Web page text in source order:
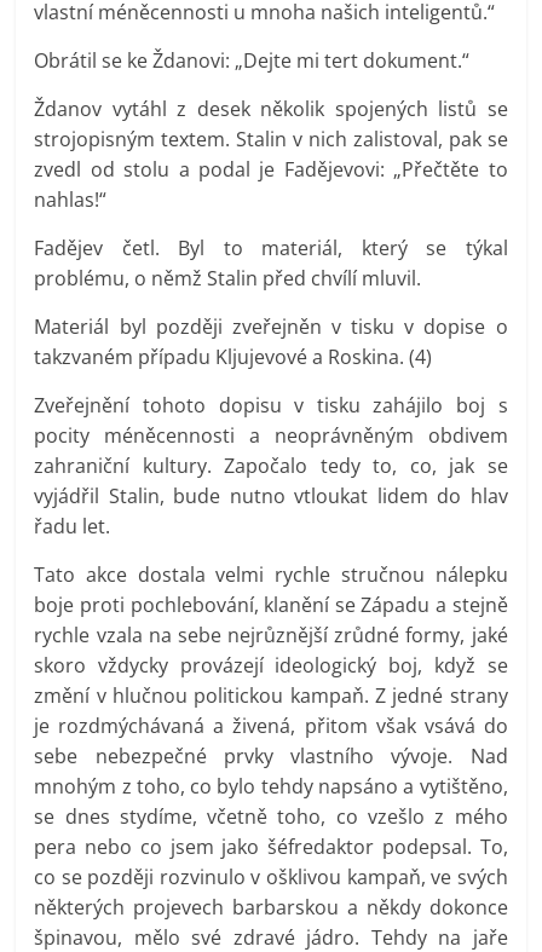
vlastní méněcennosti u mnoha našich inteligentů.“
Obrátil se ke Ždanovi: „Dejte mi tert dokument.“
Ždanov vytáhl z desek několik spojených listů se
strojopisným textem. Stalin v nich zalistoval, pak se
zvedl od stolu a podal je Fadějevovi: „Přečtěte to
nahlas!“
Fadějev četl. Byl to materiál, který se týkal
problému, o němž Stalin před chvílí mluvil.
Materiál byl později zveřejněn v tisku v dopise o
takzvaném případu Kljujevové a Roskina. (4)
Zveřejnění tohoto dopisu v tisku zahájilo boj s
pocity méněcennosti a neoprávněným obdivem
zahraniční kultury. Započalo tedy to, co, jak se
vyjádřil Stalin, bude nutno vtloukat lidem do hlav
řadu let.
Tato akce dostala velmi rychle stručnou nálepku
boje proti pochlebování, klanění se Západu a stejně
rychle vzala na sebe nejrůznější zrůdné formy, jaké
skoro vždycky provázejí ideologický boj, když se
změní v hlučnou politickou kampaň. Z jedné strany
je rozdmýchávaná a živená, přitom však vsává do
sebe nebezpečné prvky vlastního vývoje. Nad
mnohým z toho, co bylo tehdy napsáno a vytištěno,
se dnes stydíme, včetně toho, co vzešlo z mého
pera nebo co jsem jako šéfredaktor podepsal. To,
co se později rozvinulo v ošklivou kampaň, ve svých
některých projevech barbarskou a někdy dokonce
špinavou, mělo své zdravé jádro. Tehdy na jaře